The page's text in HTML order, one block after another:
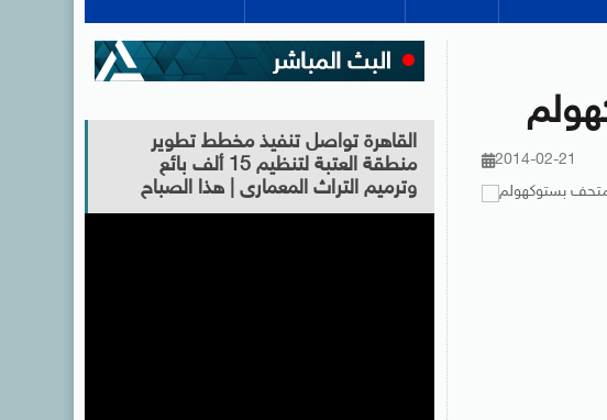
2014-02-21
القاهرة تواصل تنفيذ مخطط تطوير
منطقة العتبة لتنظيم 15 ألف بائع
وترميم التراث المعمارى | هذا الصباح